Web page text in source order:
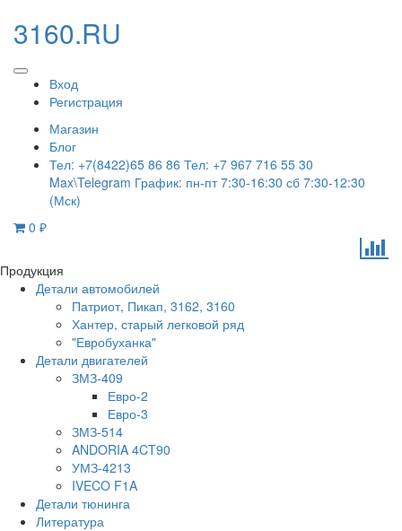
3160.RU
Вход
Регистрация
Магазин
Блог
Тел: +7(8422)65 86 86 Тел: +7 967 716 55 30
Max\Telegram График: пн-пт 7:30-16:30 сб 7:30-12:30
(Мск)
0 ₽
Продукция
Детали автомобилей
Патриот, Пикап, 3162, 3160
Хантер, старый легковой ряд
"Евробуханка"
Детали двигателей
ЗМЗ-409
Евро-2
Евро-3
ЗМЗ-514
ANDORIA 4CT90
УМЗ-4213
IVECO F1A
Детали тюнинга
Литература